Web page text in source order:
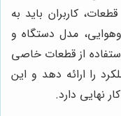
کاربران باید به
مدل دستگاه و
استفاده از قطعات خاصی
را ارائه دهد و این
نهایی دارد.